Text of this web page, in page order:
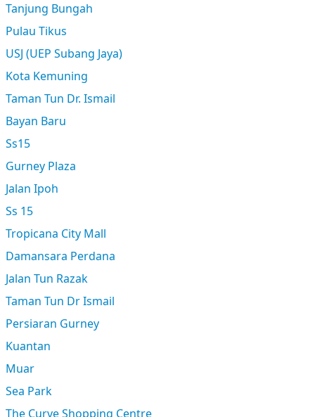
Tanjung Bungah
Pulau Tikus
USJ (UEP Subang Jaya)
Kota Kemuning
Taman Tun Dr. Ismail
Bayan Baru
Ss15
Gurney Plaza
Jalan Ipoh
Ss 15
Tropicana City Mall
Damansara Perdana
Jalan Tun Razak
Taman Tun Dr Ismail
Persiaran Gurney
Kuantan
Muar
Sea Park
The Curve Shopping Centre